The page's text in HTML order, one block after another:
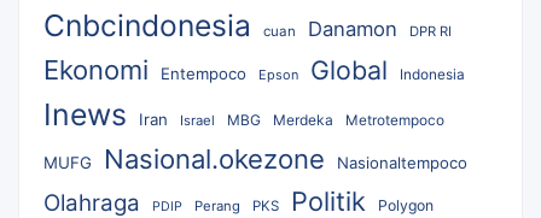
Cnbcindonesia cuan Danamon DPR RI
Ekonomi Entempoco Epson Global Indonesia
Inews Iran Israel MBG Merdeka Metrotempoco
MUFG Nasional.okezone Nasionaltempoco
Olahraga PDIP Perang PKS Politik Polygon